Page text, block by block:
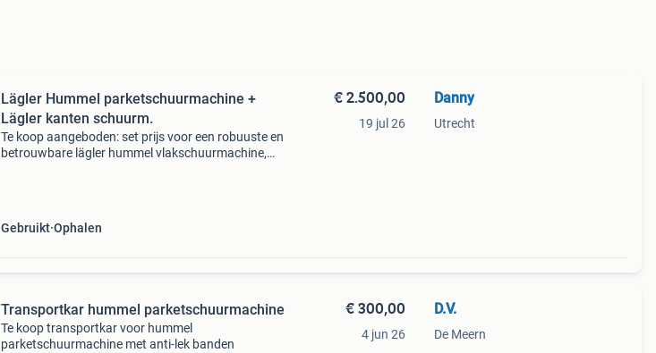
Lägler Hummel parketschuurmachine +
Lägler kanten schuurm.
Te koop aangeboden: set prijs voor een robuuste en
betrouwbare lägler hummel vlakschuurmachine,
Gebruikt Ophalen
€ 2.500,00
19 jul 26
Danny
Utrecht
Transportkar hummel parketschuurmachine
Te koop transportkar voor hummel
parketschuurmachine met anti-lek banden
€ 300,00
4 jun 26
D.V.
De Meern